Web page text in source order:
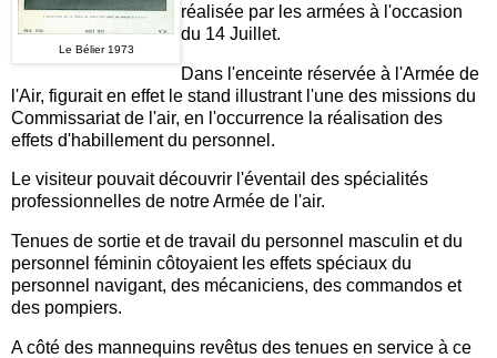
Le Bélier 1973
réalisée par les armées à l'occasion
du 14 Juillet.
Dans l'enceinte réservée à l'Armée de
l'Air, figurait en effet le stand illustrant l'une des missions du
Commissariat de l'air, en l'occurrence la réalisation des
effets d'habillement du personnel.
Le visiteur pouvait découvrir l'éventail des spécialités
professionnelles de notre Armée de l'air.
Tenues de sortie et de travail du personnel masculin et du
personnel féminin côtoyaient les effets spéciaux du
personnel navigant, des mécaniciens, des commandos et
des pompiers.
A côté des mannequins revêtus des tenues en service à ce